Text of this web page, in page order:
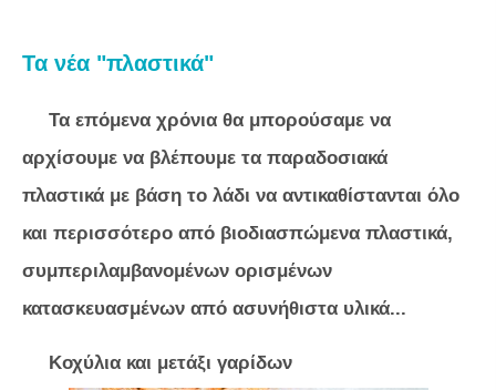
Τα νέα "πλαστικά"
Τα επόμενα χρόνια θα μπορούσαμε να
αρχίσουμε να βλέπουμε τα παραδοσιακά
πλαστικά με βάση το λάδι να αντικαθίστανται όλο
και περισσότερο από βιοδιασπώμενα πλαστικά,
συμπεριλαμβανομένων ορισμένων
κατασκευασμένων από ασυνήθιστα υλικά...
Κοχύλια και μετάξι γαρίδων